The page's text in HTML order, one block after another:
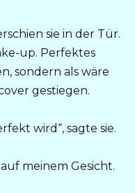
sie in der Tür.
up. Perfektes
sondern als wäre
gestiegen.
wird“, sagte sie.
meinem Gesicht.